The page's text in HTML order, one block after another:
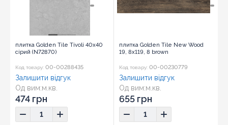
плитка Golden Tile Tivoli 40x40
сірий (N72870)
Код товару: 00-00288435
Од вим:м.кв.
Залишити відгук
474 грн
плитка Golden Tile New Wood
19, 8x119, 8 brown
Код товару: 00-00230779
Од вим:м.кв.
Залишити відгук
655 грн